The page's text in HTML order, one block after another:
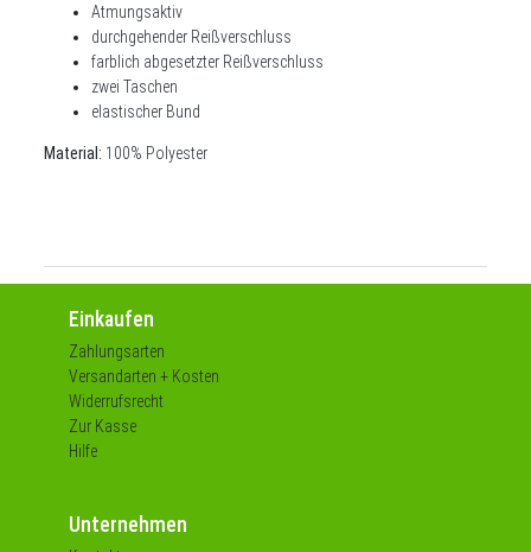
Atmungsaktiv
durchgehender Reißverschluss
farblich abgesetzter Reißverschluss
zwei Taschen
elastischer Bund
Material: 100% Polyester
Einkaufen
Zahlungsarten
Versandarten + Kosten
Widerrufsrecht
Zur Kasse
Hilfe
Unternehmen